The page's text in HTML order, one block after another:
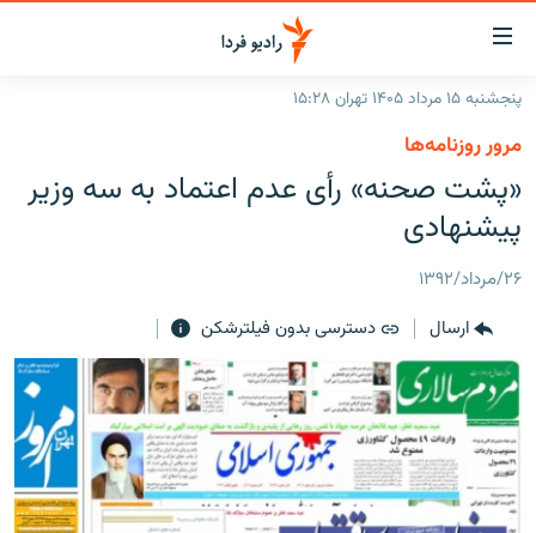
لینک‌های
قابلیت
دسترسی
بازگشت
منوی
اصلی
رفتن
صفحه
جستجو
ایران
جهان
رادیو
برنامه‌های رادیویی
فرکانس‌ها
پادکست
چندرسانه‌ای
گزارش‌های تصویری
گزارش‌های ویدئویی
زنان فردا
English
به ما بپیوندید
پنجشنبه ۱۵ مرداد ۱۴۰۵ تهران ۱۵:۲۸
مرور روزنامه‌ها
«پشت صحنه» رأی عدم اعتماد به سه وزیر
پیشنهادی
۲۶/مرداد/۱۳۹۲
ارسال
دسترسی بدون فیلترشکن